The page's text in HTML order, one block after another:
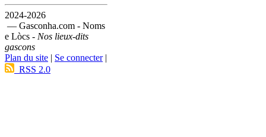
2024-2026
— Gasconha.com - Noms
e Lòcs - Nos lieux-dits
gascons
Plan du site | Se connecter|
RSS 2.0